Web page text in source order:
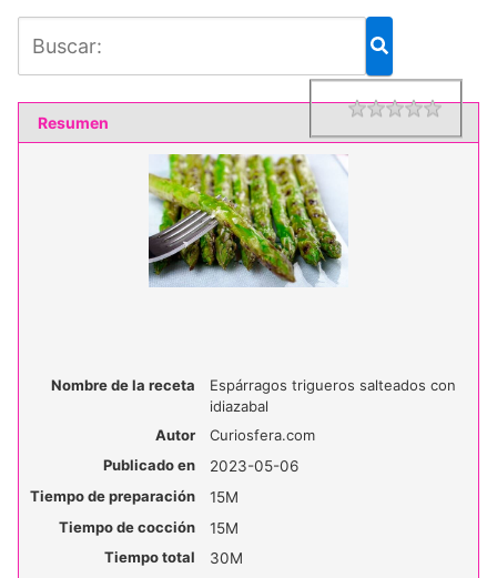
Resumen Rating
Nombre de la receta
Espárragos trigueros salteados con
idiazabal
Autor
Curiosfera.com
Publicado en
2023-05-06
Tiempo de preparación
15M
Tiempo de cocción
15M
Tiempo total
30M